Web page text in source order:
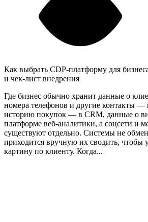
Как выбрать CDP-платформу для
и чек-лист внедрения
Где бизнес обычно хранит данные о
номера телефонов и другие контакты —
историю покупок — в CRM, данные о
платформе веб-аналитики, а соцсети и
существуют отдельно. Системы не
приходится вручную их сводить, чтобы
картину по клиенту. Когда...